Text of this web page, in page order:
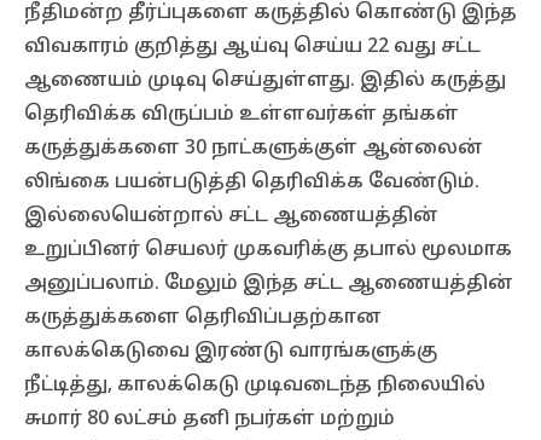
நீதிமன்ற தீர்ப்புகளை கருத்தில் கொண்டு இந்த
விவகாரம் குறித்து ஆய்வு செய்ய 22 வது சட்ட
ஆணையம் முடிவு செய்துள்ளது. இதில் கருத்து
தெரிவிக்க விருப்பம் உள்ளவர்கள் தங்கள்
கருத்துக்களை 30 நாட்களுக்குள் ஆன்லைன்
லிங்கை பயன்படுத்தி தெரிவிக்க வேண்டும்.
இல்லையென்றால் சட்ட ஆணையத்தின்
உறுப்பினர் செயலர் முகவரிக்கு தபால் மூலமாக
அனுப்பலாம். மேலும் இந்த சட்ட ஆணையத்தின்
கருத்துக்களை தெரிவிப்பதற்கான
காலக்கெடுவை இரண்டு வாரங்களுக்கு
நீட்டித்து, காலக்கெடு முடிவடைந்த நிலையில்
சுமார் 80 லட்சம் தனி நபர்கள் மற்றும்